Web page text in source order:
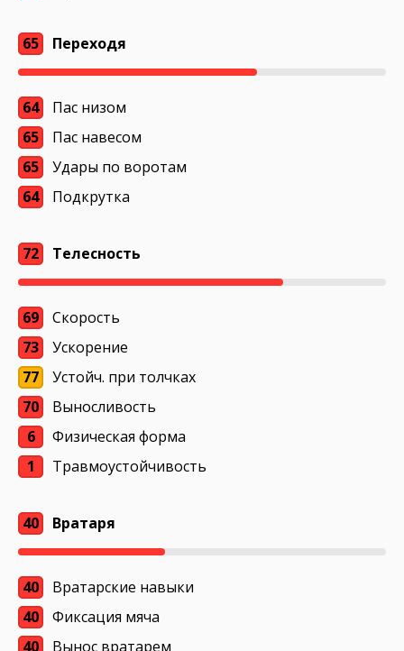
65 Переходя
64
Пас низом
65
Пас навесом
65
Удары по воротам
64
Подкрутка
72 Телесность
69
Скорость
73
Ускорение
77
Устойч. при толчках
70
Выносливость
6
Физическая форма
1
Травмоустойчивость
40 Вратаря
40
Вратарские навыки
40
Фиксация мяча
40
Вынос вратарем